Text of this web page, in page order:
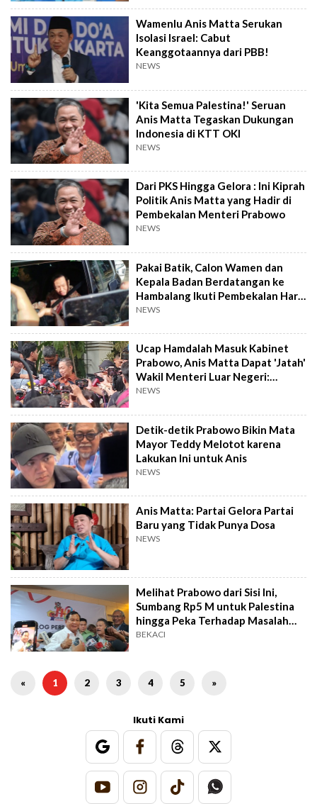
Wamenlu Anis Matta Serukan
Isolasi Israel: Cabut
Keanggotaannya dari PBB!
NEWS
'Kita Semua Palestina!' Seruan
Anis Matta Tegaskan Dukungan
Indonesia di KTT OKI
NEWS
Dari PKS Hingga Gelora : Ini Kiprah
Politik Anis Matta yang Hadir di
Pembekalan Menteri Prabowo
NEWS
Pakai Batik, Calon Wamen dan
Kepala Badan Berdatangan ke
Hambalang Ikuti Pembekalan Hari
ke Dua
NEWS
Ucap Hamdalah Masuk Kabinet
Prabowo, Anis Matta Dapat 'Jatah'
Wakil Menteri Luar Negeri:
Bismillah...
NEWS
Detik-detik Prabowo Bikin Mata
Mayor Teddy Melotot karena
Lakukan Ini untuk Anis
NEWS
Anis Matta: Partai Gelora Partai
Baru yang Tidak Punya Dosa
NEWS
Melihat Prabowo dari Sisi Ini,
Sumbang Rp5 M untuk Palestina
hingga Peka Terhadap Masalah
Global
BEKACI
« 1 2 3 4 5 »
Ikuti Kami